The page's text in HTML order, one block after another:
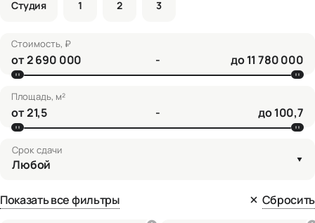
Студия 1 2 3
Стоимость, ₽
от - до
Площадь, м²
от - до
Срок сдачи
Любой
Показать все фильтры Сбросить